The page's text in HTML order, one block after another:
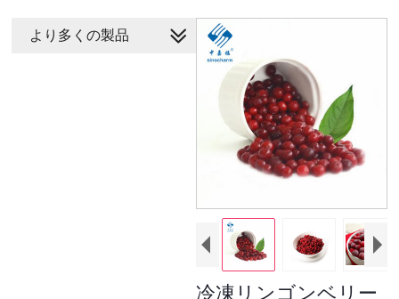
冷凍リンゴンベリー
より多くの製品